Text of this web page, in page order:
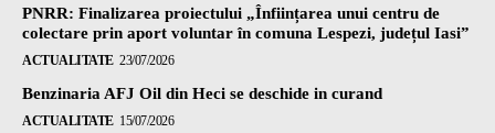
PNRR: Finalizarea proiectului „Înființarea unui centru de
colectare prin aport voluntar în comuna Lespezi, județul Iasi”
ACTUALITATE 23/07/2026
Benzinaria AFJ Oil din Heci se deschide in curand
ACTUALITATE 15/07/2026